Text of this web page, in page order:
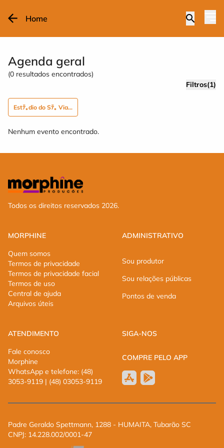
Home
Agenda geral
(0 resultados encontrados)
Filtros(1)
Estﾃ｡dio do Sﾃ｡ Viana
Nenhum evento encontrado.
Todos os direitos reservados 2026.
MORPHINE
Quem somos
Termos de privacidade
Termos de privacidade facial
Termos de uso
Central de ajuda
Arquivos úteis
ADMINISTRATIVO
Sou produtor
Sou relações públicas
Pontos de venda
ATENDIMENTO
Fale conosco
Morphine
WhatsApp e telefone: (48)
3053-9119 | (48) 03053-9119
SIGA-NOS
COMPRE PELO APP
Padre Geraldo Spettmann, 1288 - HUMAITA, Tubarão SC
CNPJ: 14.228.002/0001-47